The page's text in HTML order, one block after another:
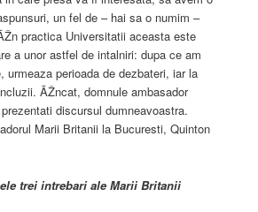
un fel de – hai sa o numim –
practica Universitatii aceasta este
a unor astfel de intalniri: dupa ce am
urmeaza perioada de dezbateri, iar la
ÃŽncat, domnule ambasador
discursul dumneavoastra.
Marii Britanii la Bucuresti, Quinton
trei intrebari ale Marii Britanii